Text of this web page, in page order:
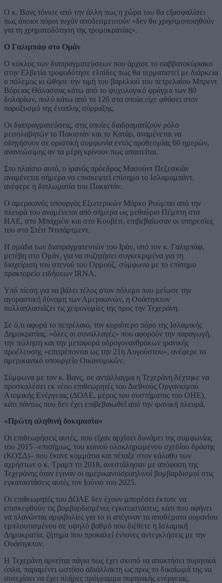
Ο κ. Βανς τόνισε από την άλλη πως η χώρα του θα εξασφαλίσει
πως όποιοι πόροι τυχόν αποδεσμευτούν «δεν θα χρησιμοποιηθούν
για τη χρηματοδότηση της τρομοκρατίας».
Ο Γαλιμπάφ στο Ομάν
Ο κύκλος των διαπραγματεύσεων που άρχισε το σαββατοκύριακο
στην Ελβετία τροφοδότησε ελπίδες πως θα τερματιστεί με διάρκεια
ο πόλεμος κι ώθησε την τιμή του βαρελιού του πετρελαίου Μπρεντ
Βόρειας Θάλασσας κάτω από το ψυχολογικό φράγμα των 80
δολαρίων, πολύ κάτω από τα 126 στα οποία είχε φθάσει στον
παροξυσμό της ένοπλης σύρραξης.
Οι διαπραγματεύσεις, στις οποίες διαδραματίζουν ρόλο
μεσολαβητών το Πακιστάν και το Κατάρ, αναμένεται να
οδηγήσουν σε οριστική συμφωνία εντός προθεσμίας 60 ημερών,
ανανεώσιμης αν τα μέρη κρίνουν πως απαιτείται.
Στο πλαίσιο αυτό, ο ιρανός πρόεδρος Μασούντ Πεζεσκιάν
αναμένεται σήμερα να επισκεφτεί επίσημα το Ισλαμαμπάντ,
ανέφερε η διπλωματία του Πακιστάν.
Ο αμερικανός υπουργός Εξωτερικών Μάρκο Ρούμπιο από την
πλευρά του αναμένεται από σήμερα ως μεθαύριο Πέμπτη στα
ΗΑΕ, στο Μπαχρέιν και στο Κουβέιτ, επιβεβαίωσαν οι υπηρεσίες
του στο Στέιτ Ντιπάρτμεντ.
Η ομάδα των διαπραγματευτών του Ιράν, υπό τον κ. Γαλιμπάφ,
μετέβη στο Ομάν, για να συζητήσει συγκεκριμένα για τη
διαχείριση του στενού του Ορμούζ, σύμφωνα με το επίσημο
πρακτορείο ειδήσεων IRNA.
Υπό πίεση για να βάλει τέλος στον πόλεμο που μείωσε την
αγοραστική δύναμη των Αμερικανών, η Ουάσιγκτον
πολλαπλασιάζει τις χειρονομίες της προς την Τεχεράνη.
Σε ό,τι αφορά το πετρέλαιο, τον κυριότερο πόρο της Ισλαμικής
Δημοκρατίας, «όλες οι συναλλαγές» που αφορούν την παραγωγή,
την πώληση και την μεταφορά υδρογονανθράκων ιρανικής
προέλευσης «επιτρέπονται ως την 21η Αυγούστου», ανέφερε το
αμερικανικό υπουργείο Οικονομικών.
Σύμφωνα με τον κ. Βανς, σε αντάλλαγμα η Τεχεράνη δέχτηκε να
προσκαλέσει εκ νέου επιθεωρητές του Διεθνούς Οργανισμού
Ατομικής Ενέργειας (ΔΟΑΕ, μέρος του συστήματος του ΟΗΕ),
κάτι πάντως που δεν έχει επιβεβαιωθεί από την ιρανική πλευρά.
«Πρώτη αληθινή δοκιμασία»
Οι επιθεωρήσεις αυτές, που είχαν αρχίσει δυνάμει της συμφωνίας
του 2015 –επισήμως, του κοινού ολοκληρωμένου σχεδίου δράσης
(ΚΟΣΔ)– που έκανε κομμάτια και πέταξε στον κάλαθο των
αχρήστων ο κ. Τραμπ το 2018, ανεστάλησαν με απόφαση της
Τεχεράνης όταν έγιναν οι αμερικανοϊσραηλινοί βομβαρδισμοί στις
εγκαταστάσεις αυτές τον Ιούνιο του 2025.
Οι επιθεωρητές του ΔΟΑΕ δεν έχουν μπορέσει έκτοτε να
επισκεφθούν τις βομβαρδισμένες εγκαταστάσεις, κάτι που αφήνει
να πλανώνται αμφιβολίες για το τι απέγιναν τα αποθέματα ουρανίου
εμπλουτισμένου σε υψηλό βαθμό που διέθετε η Ισλαμική
Δημοκρατία, ζήτημα που προκαλεί έντονες αντεγκλήσεις με την
Ουάσιγκτον.
Η Τεχεράνη αρνείται πάγια πως έχει σκοπό να αποκτήσει πυρηνικά
όπλα, παραμένει ωστόσο αδιάλλακτη ως προς το δικαίωμά της να
συνεχίσει να έχει πλήρες πρόγραμμα πυρηνικής ενέργειας.